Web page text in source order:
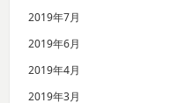
2019年7月
2019年6月
2019年4月
2019年3月